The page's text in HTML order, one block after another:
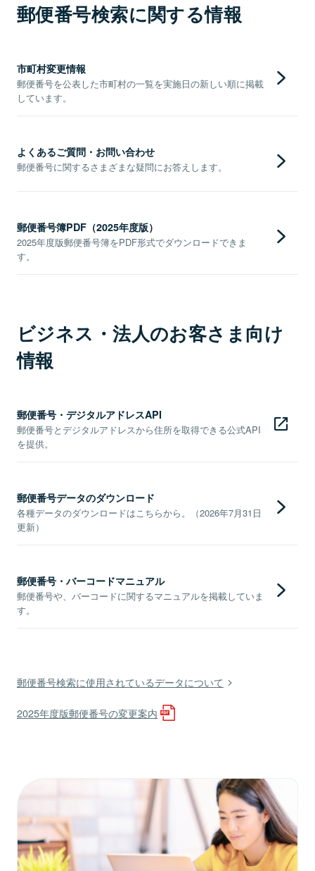
郵便番号検索に関する情報
市町村変更情報
郵便番号を公表した市町村の一覧を実施日の新しい順に掲載
しています。
よくあるご質問・お問い合わせ
郵便番号に関するさまざまな疑問にお答えします。
郵便番号簿PDF（2025年度版）
2025年度版郵便番号簿をPDF形式でダウンロードできま
す。
ビジネス・法人のお客さま向け
情報
郵便番号・デジタルアドレスAPI
郵便番号とデジタルアドレスから住所を取得できる公式API
を提供。
郵便番号データのダウンロード
各種データのダウンロードはこちらから。（2026年7月31日
更新）
郵便番号・バーコードマニュアル
郵便番号や、バーコードに関するマニュアルを掲載していま
す。
郵便番号検索に使用されているデータについて
2025年度版郵便番号の変更案内